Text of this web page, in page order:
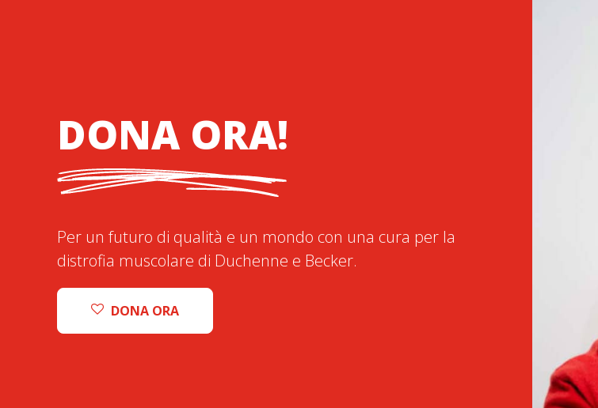
DONA ORA!
Per un futuro di qualità e un mondo con una cura per la
distrofia muscolare di Duchenne e Becker.
DONA ORA